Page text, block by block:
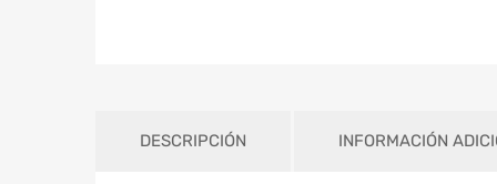
DESCRIPCIÓN INFORMACIÓN